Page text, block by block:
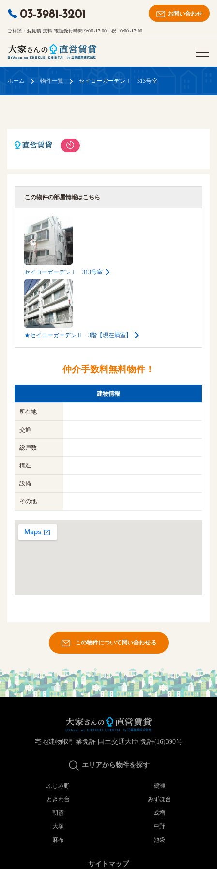
03-3981-3201
ご相談・お見積 無料 電話受付時間 9:00~17:00・祝 10:00~17:00
お問い合わせ
ホーム 物件一覧 セイコーガーデンⅠ 313号室
この物件の部屋情報はこちら
セイコーガーデンⅠ 313号室
★セイコーガーデンⅡ 3階【現在満室】
仲介手数料無料物件！
建物情報
所在地
交通
総戸数
構造
設備
その他
この物件について問い合わせる
宅地建物取引業免許 国土交通大臣 免許(16)390号
エリアから物件を探す
ふじみ野
鶴瀬
ときわ台
みずほ台
朝霞
成増
大塚
中野
麻布
池袋
サイトマップ